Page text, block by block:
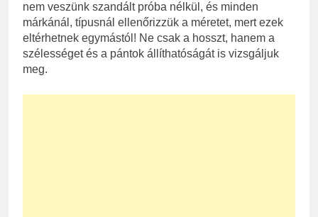
nem veszünk szandált próba nélkül, és minden
márkánál, típusnál ellenőrizzük a méretet, mert ezek
eltérhetnek egymástól! Ne csak a hosszt, hanem a
szélességet és a pántok állíthatóságát is vizsgáljuk
meg.